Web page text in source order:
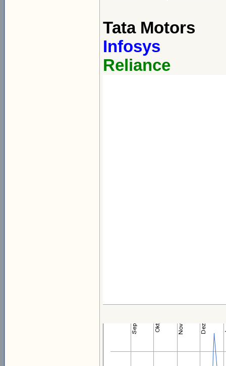
Tata Motors
Infosys
Reliance